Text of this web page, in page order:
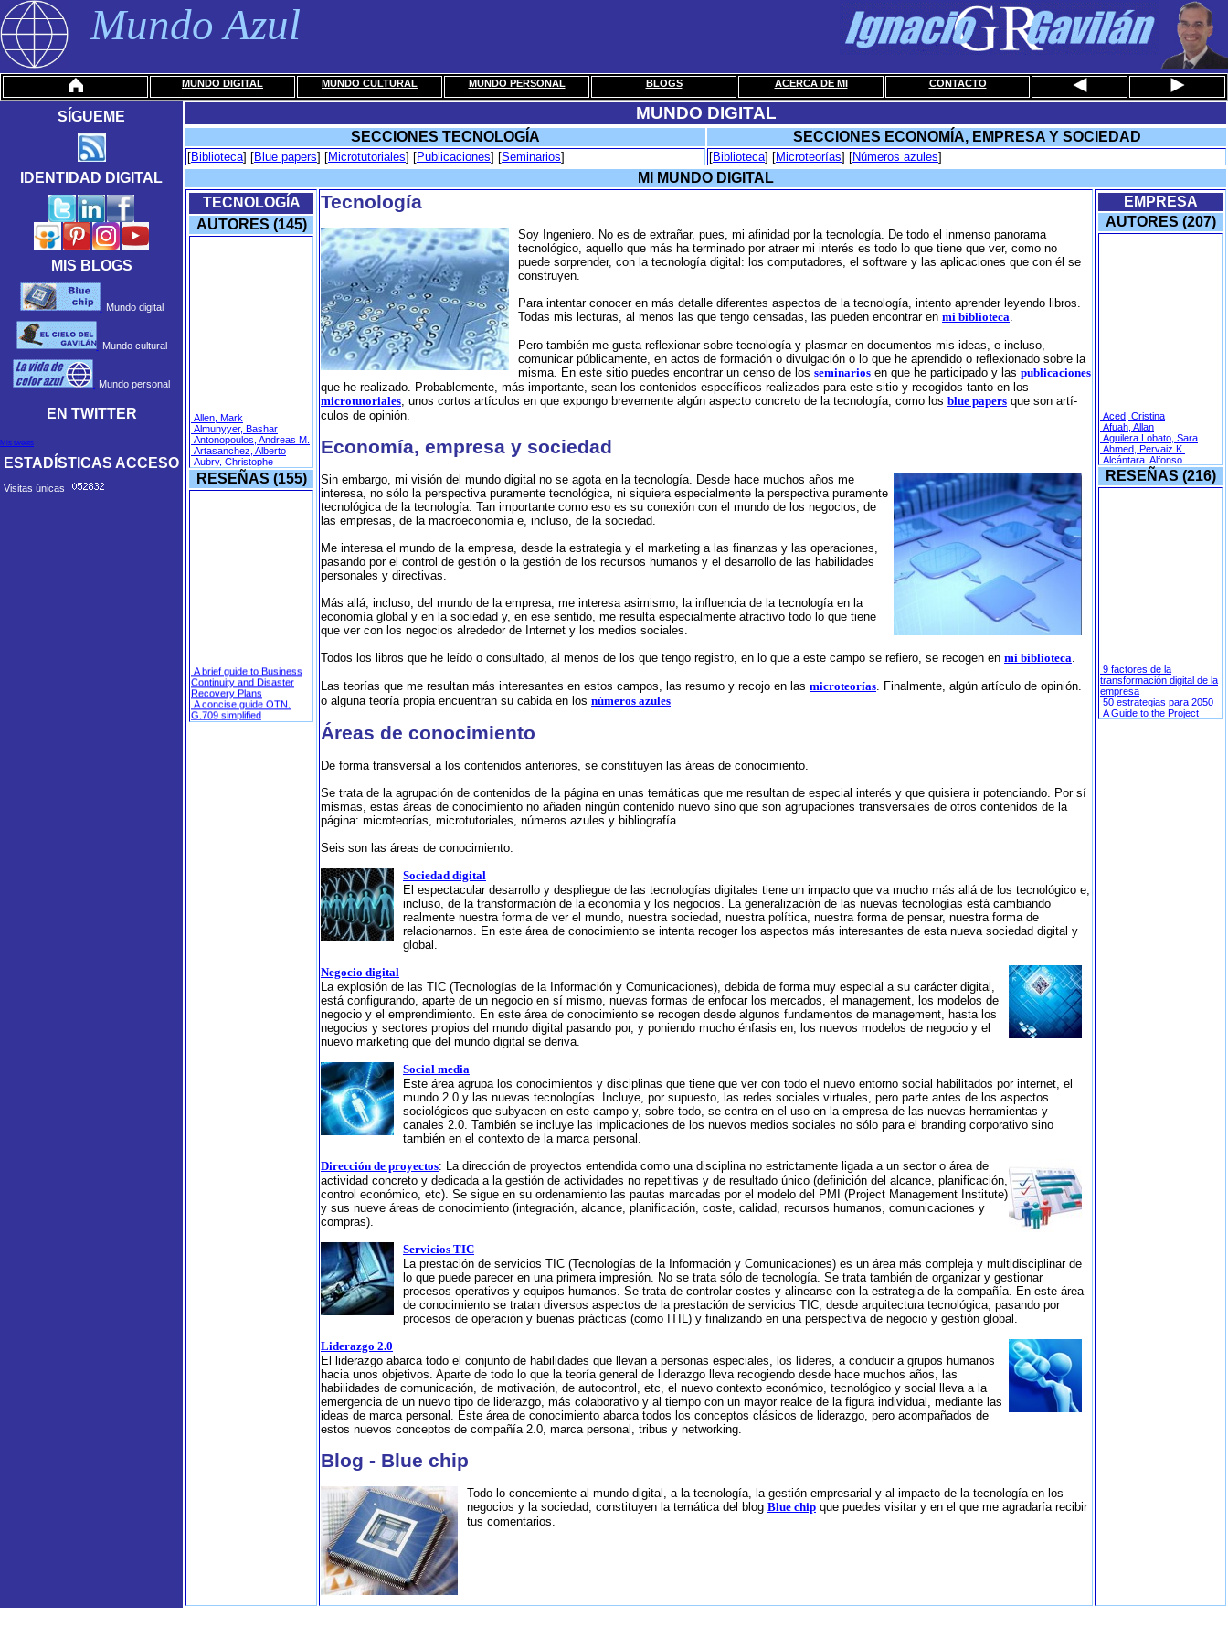
Mundo Azul
MUNDO DIGITAL MUNDO CULTURAL MUNDO PERSONAL BLOGS ACERCA DE MI CONTACTO
SÍGUEME
IDENTIDAD DIGITAL
MIS BLOGS
Mundo digital
Mundo cultural
Mundo personal
EN TWITTER
Mis tweets
ESTADÍSTICAS ACCESO
Visitas únicas
MUNDO DIGITAL
SECCIONES TECNOLOGÍA SECCIONES ECONOMÍA, EMPRESA Y SOCIEDAD
[Biblioteca] [Blue papers] [Microtutoriales] [Publicaciones] [Seminarios] [Biblioteca] [Microteorí­as] [Números azules]
MI MUNDO DIGITAL
TECNOLOGÍA
AUTORES (145)
RESEÑAS (155)
Tecnologí­a
Soy Ingeniero. No es de extrañar, pues, mi afinidad por la tecnología. De todo el inmenso panorama
tecnológico, aquello que más ha terminado por atraer mi interés es todo lo que tiene que ver, como no
puede sorprender, con la tecnologí­a digital: los computadores, el software y las aplicaciones que con él se
construyen.
Para intentar conocer en más detalle diferentes aspectos de la tecnología, intento aprender leyendo libros.
Todas mis lecturas, al menos las que tengo censadas, las pueden encontrar en mi biblioteca.
Pero también me gusta reflexionar sobre tecnologí­a y plasmar en documentos mis ideas, e incluso,
comunicar públicamente, en actos de formación o divulgación o lo que he aprendido o reflexionado sobre la
misma. En este sitio puedes encontrar un censo de los seminarios en que he participado y las publicaciones
que he realizado. Probablemente, más importante, sean los contenidos específicos realizados para este sitio y recogidos tanto en los
microtutoriales, unos cortos artí­culos en que expongo brevemente algún aspecto concreto de la tecnologí­a, como los blue papers que son artí­
culos de opinión.
Economí­a, empresa y sociedad
Sin embargo, mi visión del mundo digital no se agota en la tecnologí­a. Desde hace muchos años me
interesa, no sólo la perspectiva puramente tecnológica, ni siquiera especialmente la perspectiva puramente
tecnológica de la tecnologí­a. Tan importante como eso es su conexión con el mundo de los negocios, de
las empresas, de la macroeconomía e, incluso, de la sociedad.
Me interesa el mundo de la empresa, desde la estrategia y el marketing a las finanzas y las operaciones,
pasando por el control de gestión o la gestión de los recursos humanos y el desarrollo de las habilidades
personales y directivas.
Más allá, incluso, del mundo de la empresa, me interesa asimismo, la influencia de la tecnología en la
economí­a global y en la sociedad y, en ese sentido, me resulta especialmente atractivo todo lo que tiene
que ver con los negocios alrededor de Internet y los medios sociales.
Todos los libros que he leído o consultado, al menos de los que tengo registro, en lo que a este campo se refiero, se recogen en mi biblioteca.
Las teorías que me resultan más interesantes en estos campos, las resumo y recojo en las microteorías. Finalmente, algún artí­culo de opinión.
o alguna teoría propia encuentran su cabida en los números azules
Áreas de conocimiento
De forma transversal a los contenidos anteriores, se constituyen las áreas de conocimiento.
Se trata de la agrupación de contenidos de la página en unas temáticas que me resultan de especial interés y que quisiera ir potenciando. Por sí
mismas, estas áreas de conocimiento no añaden ningún contenido nuevo sino que son agrupaciones transversales de otros contenidos de la
página: microteorías, microtutoriales, números azules y bibliografía.
Seis son las áreas de conocimiento:
Sociedad digital
El espectacular desarrollo y despliegue de las tecnologías digitales tiene un impacto que va mucho más allá de los tecnológico e,
incluso, de la transformación de la economía y los negocios. La generalización de las nuevas tecnologías está cambiando
realmente nuestra forma de ver el mundo, nuestra sociedad, nuestra política, nuestra forma de pensar, nuestra forma de
relacionarnos. En este área de conocimiento se intenta recoger los aspectos más interesantes de esta nueva sociedad digital y
global.
Negocio digital
La explosión de las TIC (Tecnologías de la Información y Comunicaciones), debida de forma muy especial a su carácter digital,
está configurando, aparte de un negocio en sí mismo, nuevas formas de enfocar los mercados, el management, los modelos de
negocio y el emprendimiento. En este área de conocimiento se recogen desde algunos fundamentos de management, hasta los
negocios y sectores propios del mundo digital pasando por, y poniendo mucho énfasis en, los nuevos modelos de negocio y el
nuevo marketing que del mundo digital se deriva.
Social media
Este área agrupa los conocimientos y disciplinas que tiene que ver con todo el nuevo entorno social habilitados por internet, el
mundo 2.0 y las nuevas tecnologías. Incluye, por supuesto, las redes sociales virtuales, pero parte antes de los aspectos
sociológicos que subyacen en este campo y, sobre todo, se centra en el uso en la empresa de las nuevas herramientas y
canales 2.0. También se incluye las implicaciones de los nuevos medios sociales no sólo para el branding corporativo sino
también en el contexto de la marca personal.
Dirección de proyectos: La dirección de proyectos entendida como una disciplina no estrictamente ligada a un sector o área de
actividad concreto y dedicada a la gestión de actividades no repetitivas y de resultado único (definición del alcance, planificación,
control económico, etc). Se sigue en su ordenamiento las pautas marcadas por el modelo del PMI (Project Management Institute)
y sus nueve áreas de conocimiento (integración, alcance, planificación, coste, calidad, recursos humanos, comunicaciones y
compras).
Servicios TIC
La prestación de servicios TIC (Tecnologías de la Información y Comunicaciones) es un área más compleja y multidisciplinar de
lo que puede parecer en una primera impresión. No se trata sólo de tecnología. Se trata también de organizar y gestionar
procesos operativos y equipos humanos. Se trata de controlar costes y alinearse con la estrategia de la compañía. En este área
de conocimiento se tratan diversos aspectos de la prestación de servicios TIC, desde arquitectura tecnológica, pasando por
procesos de operación y buenas prácticas (como ITIL) y finalizando en una perspectiva de negocio y gestión global.
Liderazgo 2.0
El liderazgo abarca todo el conjunto de habilidades que llevan a personas especiales, los líderes, a conducir a grupos humanos
hacia unos objetivos. Aparte de todo lo que la teoría general de liderazgo lleva recogiendo desde hace muchos años, las
habilidades de comunicación, de motivación, de autocontrol, etc, el nuevo contexto económico, tecnológico y social lleva a la
emergencia de un nuevo tipo de liderazgo, más colaborativo y al tiempo con un mayor realce de la figura individual, mediante las
ideas de marca personal. Este área de conocimiento abarca todos los conceptos clásicos de liderazgo, pero acompañados de
estos nuevos conceptos de compañía 2.0, marca personal, tribus y networking.
Blog - Blue chip
Todo lo concerniente al mundo digital, a la tecnología, la gestión empresarial y al impacto de la tecnología en los
negocios y la sociedad, constituyen la temática del blog Blue chip que puedes visitar y en el que me agradaría recibir
tus comentarios.
EMPRESA
AUTORES (207)
RESEÑAS (216)